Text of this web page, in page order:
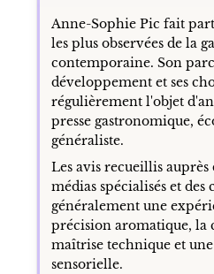
Anne-Sophie Pic fait
les plus observées de la
contemporaine. Son
développement et ses
régulièrement l'objet
presse gastronomique,
généraliste.
Les avis recueillis auprès
médias spécialisés et
généralement une
précision aromatique, la
maîtrise technique et
sensorielle.